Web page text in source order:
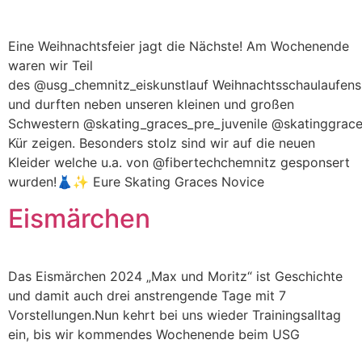
Eine Weihnachtsfeier jagt die Nächste! Am Wochenende
waren wir Teil
des @usg_chemnitz_eiskunstlauf Weihnachtsschaulaufens
und durften neben unseren kleinen und großen
Schwestern @skating_graces_pre_juvenile
Kür zeigen. Besonders stolz sind wir auf die neuen
Kleider welche u.a. von @fibertechchemnitz gesponsert
wurden!👗✨ Eure Skating Graces Novice
Eismärchen
Das Eismärchen 2024 „Max und Moritz“ ist Geschichte
und damit auch drei anstrengende Tage mit 7
Vorstellungen.Nun kehrt bei uns wieder Trainingsalltag
ein, bis wir kommendes Wochenende beim USG